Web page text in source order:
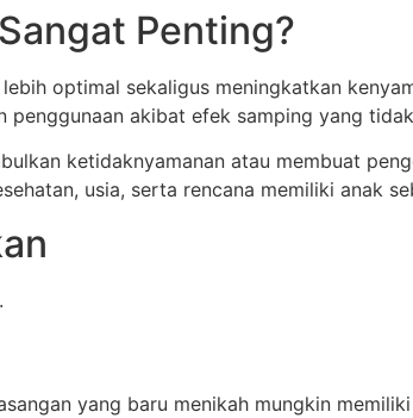
Penting?
optimal sekaligus meningkatkan
akibat efek samping yang
ketidaknyamanan atau membuat
usia, serta rencana memiliki anak
yang baru menikah mungkin